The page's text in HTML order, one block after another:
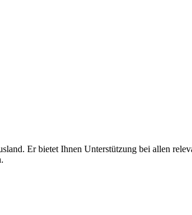
Er bietet Ihnen Unterstützung bei allen